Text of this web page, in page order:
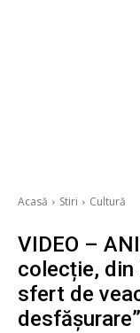
Acasă Stiri Cultură
VIDEO –
colecție, din
sfert de
desfășurare”